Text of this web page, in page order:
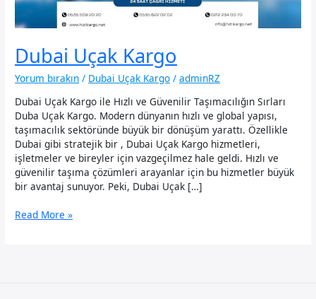
Dubai Uçak Kargo
Yorum bırakın / Dubai Uçak Kargo /adminRZ
Dubai Uçak Kargo ile Hızlı ve Güvenilir Taşımacılığın Sırları
Duba Uçak Kargo. Modern dünyanın hızlı ve global yapısı,
taşımacılık sektöründe büyük bir dönüşüm yarattı. Özellikle
Dubai gibi stratejik bir , Dubai Uçak Kargo hizmetleri,
işletmeler ve bireyler için vazgeçilmez hale geldi. Hızlı ve
güvenilir taşıma çözümleri arayanlar için bu hizmetler büyük
bir avantaj sunuyor. Peki, Dubai Uçak […]
Dubai
Read More »